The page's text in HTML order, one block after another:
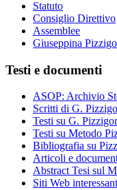
Statuto
Consiglio Direttivo
Assemblee
Giuseppina
Testi e documenti
ASOP: Archivio
Scritti di G.
Testi su G.
Testi su Metodo
Bibliografia su
Articoli e
Abstract Tesi sul
Siti Web